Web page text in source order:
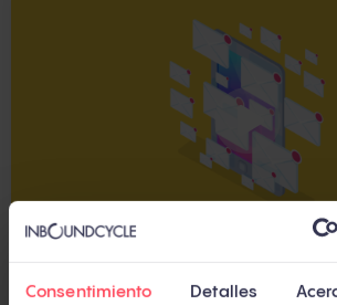
Consentimiento Detalles
AUTOMATIZACIÓN DEL MARKETING